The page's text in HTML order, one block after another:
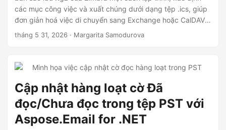
ớ
n
g
các mục công việc và xuất chúng dưới dạng tệp .ics, giúp
đơn giản hoá việc di chuyển sang Exchange hoặc CalDAV.
Bài viết hướng dẫn các điều kiện tiên quyết, một ví dụ hoàn
tháng 5 31, 2026 · Margarita Samodurova
Cập nhật hàng loạt cờ Đã
đọc/Chưa đọc trong tệp PST với
Aspose.Email for .NET